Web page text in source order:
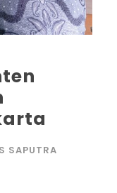
SAPUTRA